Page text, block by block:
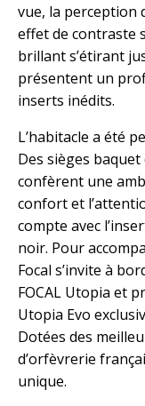
vue, la perception
effet de contraste
brillant s’étirant
présentent un
inserts inédits.
L’habitacle a été
Des sièges
confèrent une
confort et
compte avec
noir. Pour
Focal s’invite à
FOCAL Utopia et
Utopia Evo
Dotées des
d’orfèvrerie
unique.